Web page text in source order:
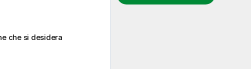
che si desidera